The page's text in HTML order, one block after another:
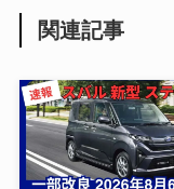
関連記事